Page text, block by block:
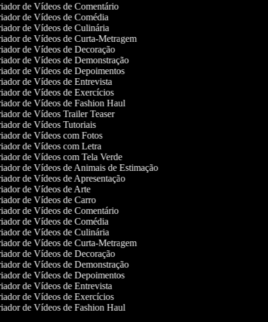
de Vídeos de Comentário
de Vídeos de Comédia
de Vídeos de Culinária
de Vídeos de Curta-Metragem
de Vídeos de Decoração
de Vídeos de Demonstração
de Vídeos de Depoimentos
de Vídeos de Entrevista
de Vídeos de Exercícios
de Vídeos de Fashion Haul
de Vídeos Trailer Teaser
de Vídeos Tutoriais
de Vídeos com Fotos
de Vídeos com Letra
de Vídeos com Tela Verde
de Vídeos de Animais de Estimação
de Vídeos de Apresentação
de Vídeos de Arte
de Vídeos de Carro
de Vídeos de Comentário
de Vídeos de Comédia
de Vídeos de Culinária
de Vídeos de Curta-Metragem
de Vídeos de Decoração
de Vídeos de Demonstração
de Vídeos de Depoimentos
de Vídeos de Entrevista
de Vídeos de Exercícios
de Vídeos de Fashion Haul